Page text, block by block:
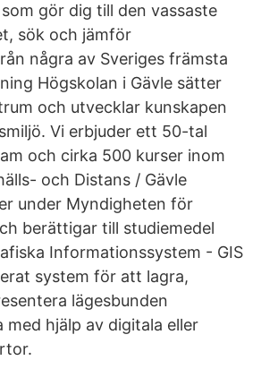
gör dig till den vassaste
sök och jämför
några av Sveriges främsta
Högskolan i Gävle sätter
och utvecklar kunskapen
Vi erbjuder ett 50-tal
och cirka 500 kurser inom
och Distans / Gävle
under Myndigheten för
berättigar till studiemedel
Informationssystem - GIS
system för att lagra,
lägesbunden
hjälp av digitala eller